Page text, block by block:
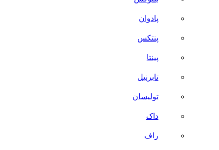
پادوان
پنتکس
پینتا
تابرنیل
تولیسان
داک
راف